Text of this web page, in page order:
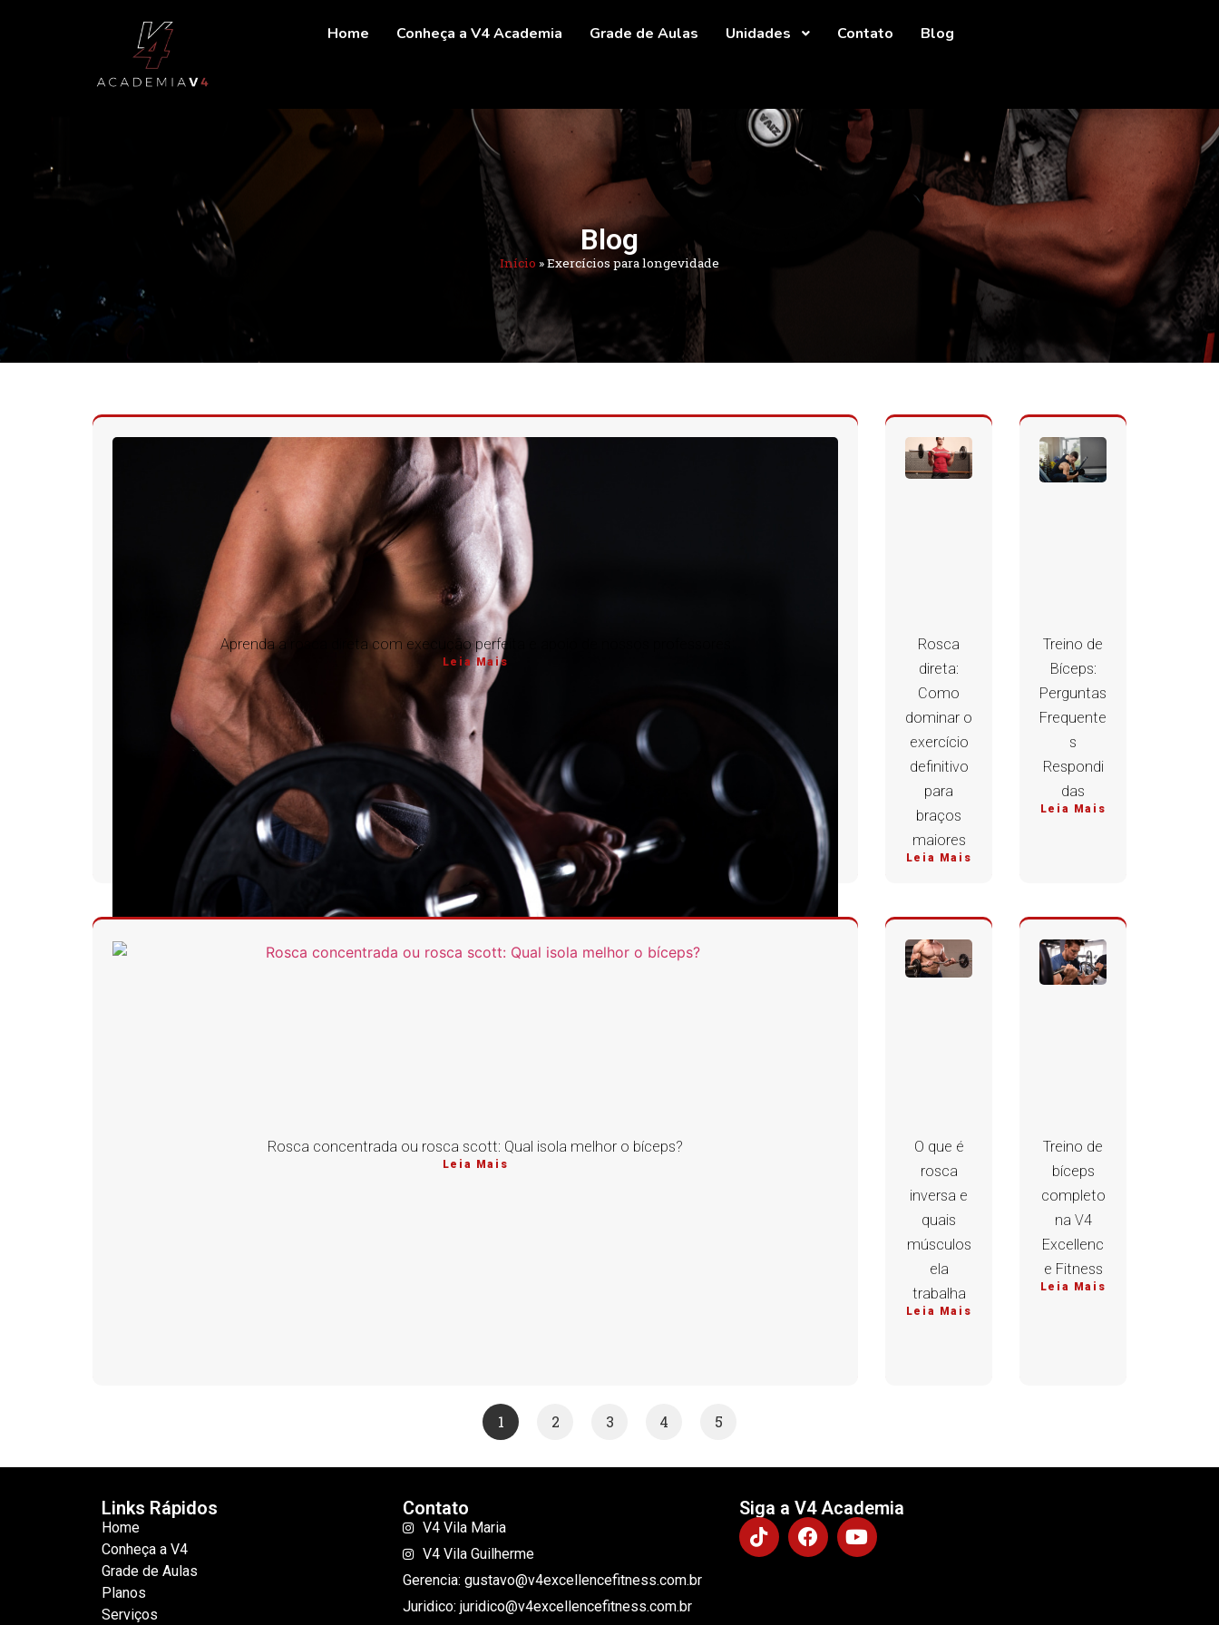
Home Conheça a V4 Academia Grade de Aulas Unidades Contato Blog
Blog
Início »Exercícios para longevidade
Aprenda a rosca direta com execução perfeita e apoio de nossos professores
Leia Mais
Rosca
direta:
Como
dominar o
exercício
definitivo
para
braços
maiores
Leia Mais
Treino de
Bíceps:
Perguntas
Frequente
s
Respondi
das
Leia Mais
Rosca concentrada ou rosca scott: Qual isola melhor o bíceps?
Leia Mais
O que é
rosca
inversa e
quais
músculos
ela
trabalha
Leia Mais
Treino de
bíceps
completo
na V4
Excellenc
e Fitness
Leia Mais
1 2 3 4 5
Links Rápidos
Home
Conheça a V4
Grade de Aulas
Planos
Serviços
Contato
V4 Vila Maria
V4 Vila Guilherme
Gerencia: gustavo@v4excellencefitness.com.br
Juridico: juridico@v4excellencefitness.com.br
Siga a V4 Academia